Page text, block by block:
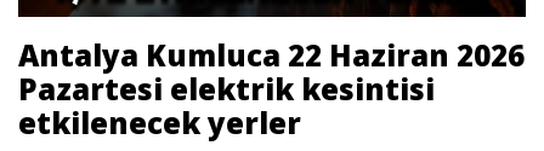
Antalya Kumluca 22 Haziran 2026
Pazartesi elektrik kesintisi
etkilenecek yerler